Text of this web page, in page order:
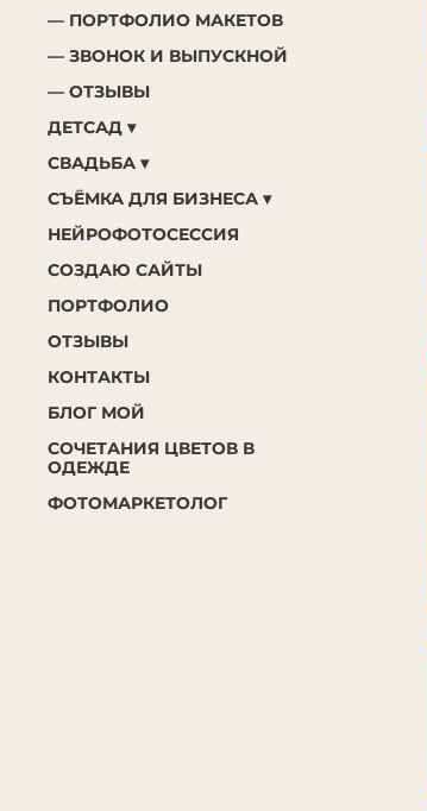
ПОРТФОЛИО МАКЕТОВ
ЗВОНОК И ВЫПУСКНОЙ
ОТЗЫВЫ
ДЕТСАД
СВАДЬБА
СЪЁМКА ДЛЯ БИЗНЕСА
НЕЙРОФОТОСЕССИЯ
СОЗДАЮ САЙТЫ
ПОРТФОЛИО
ОТЗЫВЫ
КОНТАКТЫ
БЛОГ МОЙ
СОЧЕТАНИЯ ЦВЕТОВ В
ОДЕЖДЕ
ФОТОМАРКЕТОЛОГ